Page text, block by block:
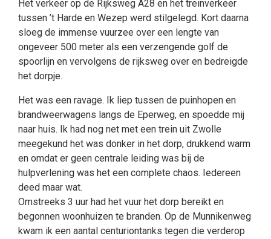
Het verkeer op de Rijksweg A28 en het treinverkeer
tussen ’t Harde en Wezep werd stilgelegd. Kort daarna
sloeg de immense vuurzee over een lengte van
ongeveer 500 meter als een verzengende golf de
spoorlijn en vervolgens de rijksweg over en bedreigde
het dorpje.
Het was een ravage. Ik liep tussen de puinhopen en
brandweerwagens langs de Eperweg, en spoedde mij
naar huis. Ik had nog net met een trein uit Zwolle
meegekund het was donker in het dorp, drukkend warm
en omdat er geen centrale leiding was bij de
hulpverlening was het een complete chaos. Iedereen
deed maar wat.
Omstreeks 3 uur had het vuur het dorp bereikt en
begonnen woonhuizen te branden. Op de Munnikenweg
kwam ik een aantal centuriontanks tegen die verderop